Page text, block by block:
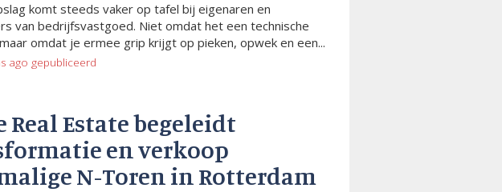
komt steeds vaker op tafel bij eigenaren en
van bedrijfsvastgoed. Niet omdat het een technische
omdat je ermee grip krijgt op pieken, opwek en een...
ago gepubliceerd
Real Estate begeleidt
en verkoop
N-Toren in Rotterdam